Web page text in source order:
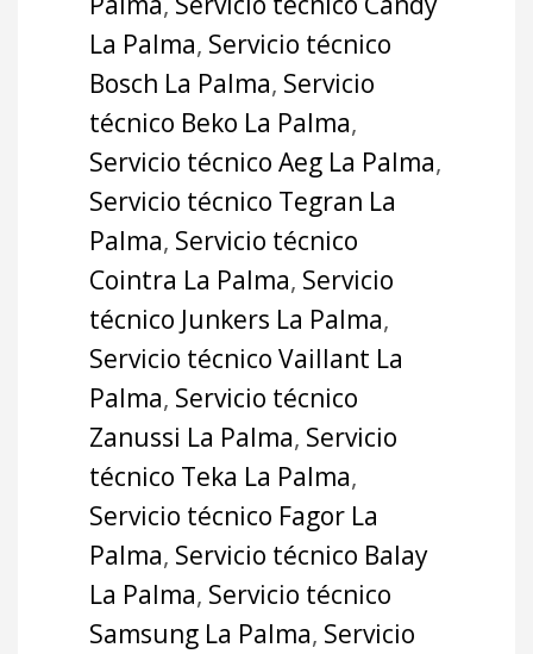
La Palma, Servicio técnico
Bosch La Palma, Servicio
técnico Beko La Palma,
Servicio técnico Aeg La Palma,
Servicio técnico Tegran La
Palma, Servicio técnico
Cointra La Palma, Servicio
técnico Junkers La Palma,
Servicio técnico Vaillant La
Palma, Servicio técnico
Zanussi La Palma, Servicio
técnico Teka La Palma,
Servicio técnico Fagor La
Palma, Servicio técnico Balay
La Palma, Servicio técnico
Samsung La Palma, Servicio